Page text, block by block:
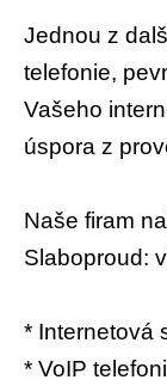
Jednou z
telefonie,
Vašeho
úspora z
Naše firam
Slaboproud:
* Internetová
* VoIP